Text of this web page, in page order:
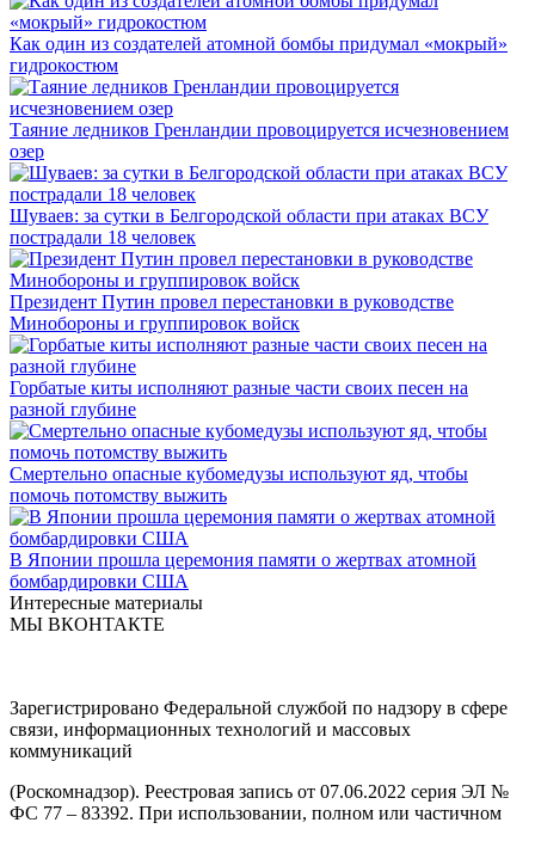
Как один из создателей атомной бомбы придумал «мокрый»
гидрокостюм
Таяние ледников Гренландии провоцируется исчезновением
озер
Шуваев: за сутки в Белгородской области при атаках ВСУ
пострадали 18 человек
Президент Путин провел перестановки в руководстве
Минобороны и группировок войск
Горбатые киты исполняют разные части своих песен на
разной глубине
Смертельно опасные кубомедузы используют яд, чтобы
помочь потомству выжить
В Японии прошла церемония памяти о жертвах атомной
бомбардировки США
Интересные материалы
МЫ ВКОНТАКТЕ
Зарегистрировано Федеральной службой по надзору в сфере
связи, информационных технологий и массовых
коммуникаций
(Роскомнадзор). Реестровая запись от 07.06.2022 серия ЭЛ №
ФС 77 – 83392. При использовании, полном или частичном